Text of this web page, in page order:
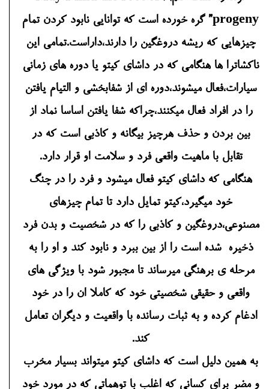
progeny” گره خورده است که توانایی نابود کردن تمام
چیزهایی که ریشه دروغگین را دارند،داراست.تمامی این
ناکشاترا ها هنگامی که در داشای کیتو یا دوره های زمانی
سیارات،فعال میشوند،دوره ای از شفابخشی و التیام یافتن
را در افراد فعال میکنند،چراکه شفا یافتن اساسا نماد از
بین بردن و حذف هرچیز بیگانه و کاذبی است که در
تقابل با ماهیت واقعی فرد و سلامت او قرار دارد.
هنگامی که داشای کیتو فعال میشود و فرد را در چنگ
خود میگیرد،کیتو تمایل دارد تا تمام چیزهای
مصنوعی،دروغگین و کاذبی را که در شخصیت و بدن فرد
ذخیره شده است را از بین ببرد و نابود کند و او را به
مرحله ی برهنگی میرساند تا مجبور شود با ویژگی های
واقعی و حقیقی شخصیتی خود که کاملا ان را در خود
ادغام کرده و به ثبات رسانده با واقعیت و دیگران تعامل
کند.
به همین دلیل است که داشای کیتو میتواند بسیار مخرب
و مضر برای کسانی که اغلب با توهماتی که در مورد خود